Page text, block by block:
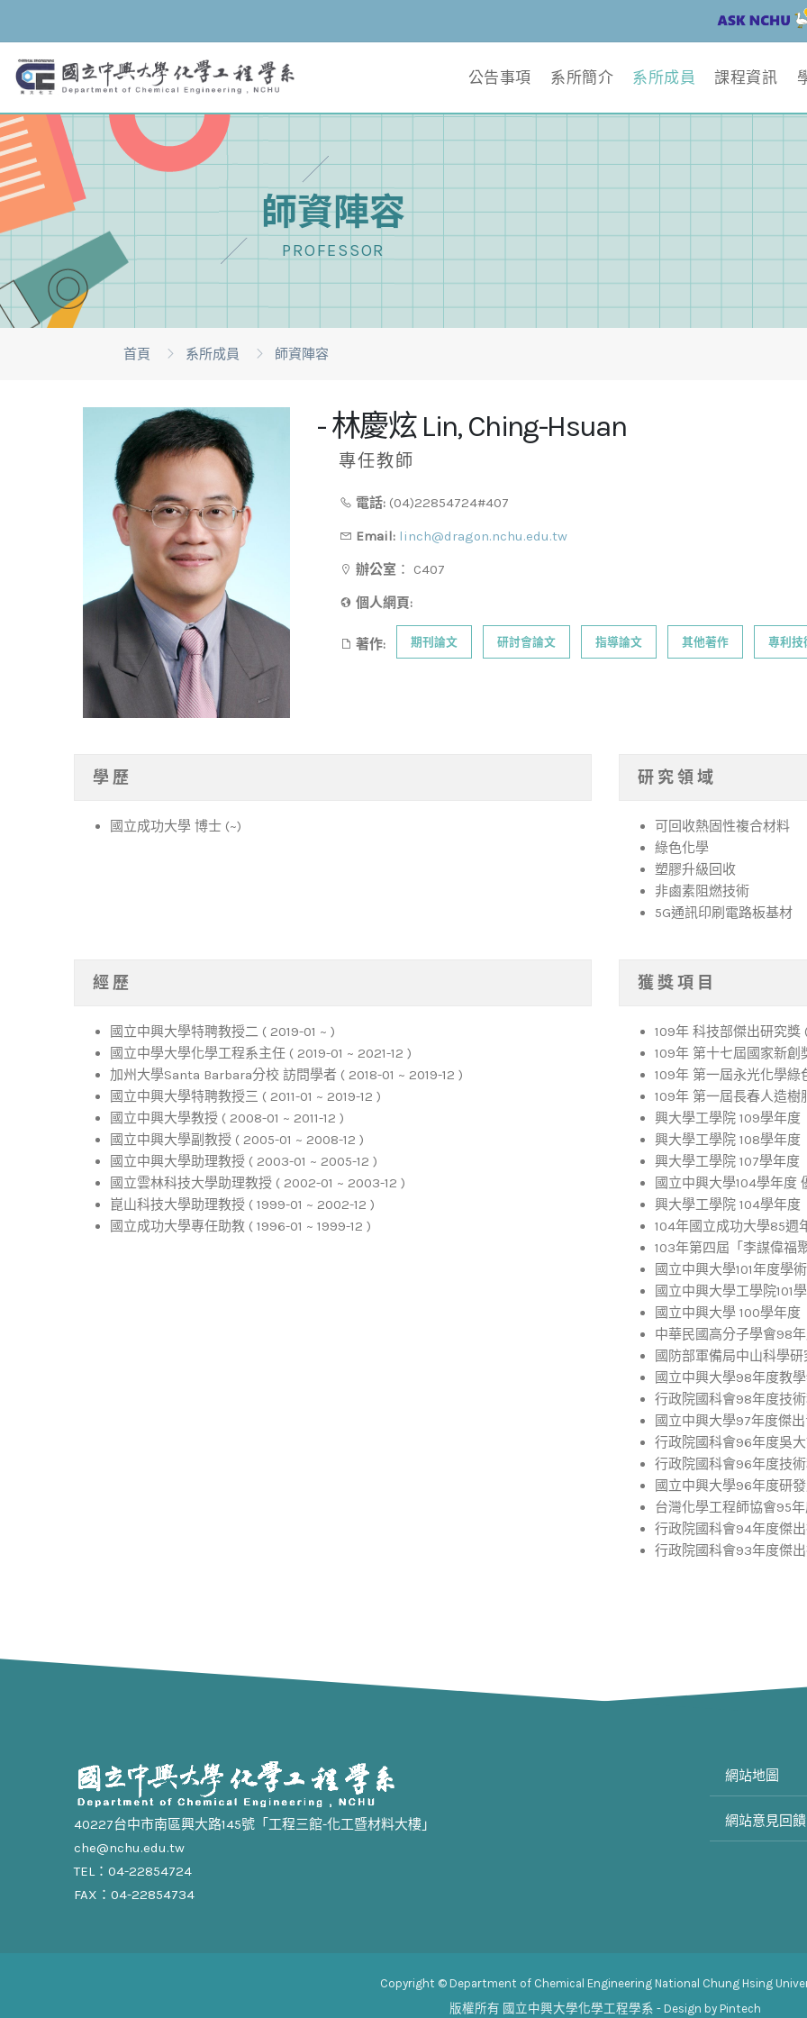
公告事項 系所簡介 系所成員 課程資訊
師資陣容
PROFESSOR
首頁 系所成員 師資陣容
- 林慶炫 Lin, Ching-Hsuan
專任教師
電話: (04)22854724#407
Email: linch@dragon.nchu.edu.tw
辦公室 ： C407
個人網頁:
著作: 期刊論文 研討會論文 指導論文 其他著作 專利技
學 歷
國立成功大學 博士 (~)
研 究 領 域
可回收熱固性複合材料
綠色化學
塑膠升級回收
非鹵素阻燃技術
5G通訊印刷電路板基材
經 歷
國立中興大學特聘教授二 ( 2019-01 ~ )
國立中學大學化學工程系主任 ( 2019-01 ~ 2021-12 )
加州大學Santa Barbara分校 訪問學者 ( 2018-01 ~ 2019-12 )
國立中興大學特聘教授三 ( 2011-01 ~ 2019-12 )
國立中興大學教授 ( 2008-01 ~ 2011-12 )
國立中興大學副教授 ( 2005-01 ~ 2008-12 )
國立中興大學助理教授 ( 2003-01 ~ 2005-12 )
國立雲林科技大學助理教授 ( 2002-01 ~ 2003-12 )
崑山科技大學助理教授 ( 1999-01 ~ 2002-12 )
國立成功大學專任助教 ( 1996-01 ~ 1999-12 )
獲 獎 項 目
109年 科技部傑出研究獎
109年 第十七屆國家新創
109年 第一屆永光化學
109年 第一屆長春人造
興大學工學院 109學年
興大學工學院 108學年
興大學工學院 107學年度
國立中興大學104學年度
興大學工學院 104學年度
104年國立成功大學85週
103年第四屆「李謀偉福
國立中興大學101年度學
國立中興大學工學院101
國立中興大學 100學年
中華民國高分子學會98
國防部軍備局中山科學
國立中興大學98年度教
行政院國科會98年度技
國立中興大學97年度傑
行政院國科會96年度吳
行政院國科會96年度技
國立中興大學96年度研
台灣化學工程師協會95
行政院國科會94年度傑
行政院國科會93年度傑
40227台中市南區興大路145號「工程三館-化工暨材料大樓」
che@nchu.edu.tw
TEL：04-22854724
FAX：04-22854734
網站地圖
網站意見回饋
Copyright © Department of Chemical Engineering National Chung Hsing
版權所有 國立中興大學化學工程學系 - Design by Pintech